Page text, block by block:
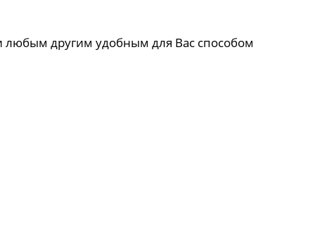
любым другим удобным для Вас способом